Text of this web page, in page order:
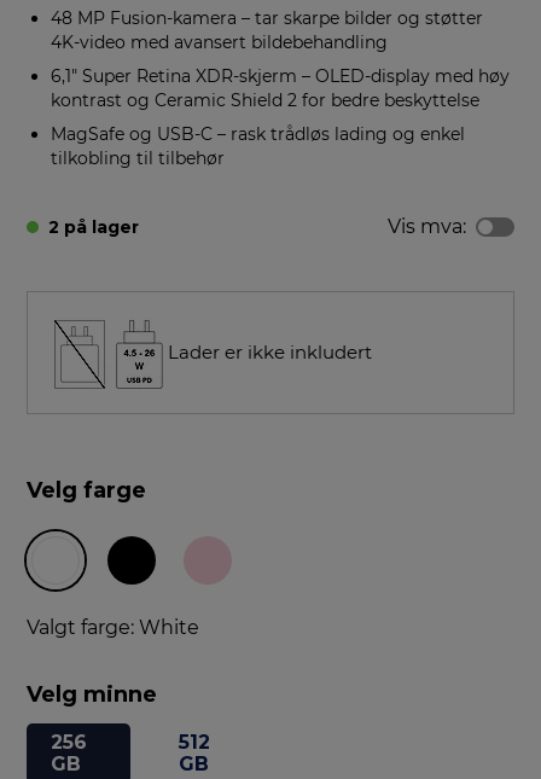
48 MP Fusion-kamera – tar skarpe bilder og støtter
4K-video med avansert bildebehandling
6,1" Super Retina XDR-skjerm – OLED-display med høy
kontrast og Ceramic Shield 2 for bedre beskyttelse
MagSafe og USB-C – rask trådløs lading og enkel
tilkobling til tilbehør
2 på lager Vis mva:
Lader er ikke inkludert
Velg farge
Valgt farge: White
Velg minne
256
GB
512
GB